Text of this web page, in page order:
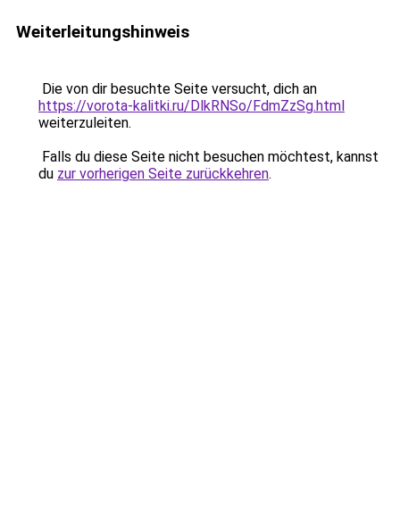
Weiterleitungshinweis
Die von dir besuchte Seite versucht, dich an
https://vorota-kalitki.ru/DlkRNSo/FdmZzSg.html
weiterzuleiten.
Falls du diese Seite nicht besuchen möchtest, kannst
du zur vorherigen Seite zurückkehren.